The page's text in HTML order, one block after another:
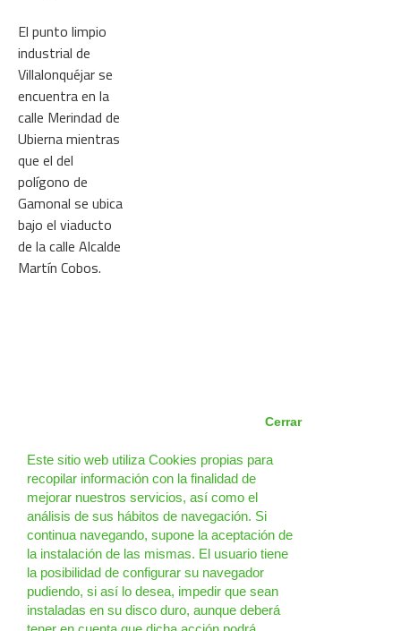
Este sitio web utiliza Cookies propias para
recopilar información con la finalidad de
mejorar nuestros servicios, así como el
análisis de sus hábitos de navegación. Si
continua navegando, supone la aceptación de
la instalación de las mismas. El usuario tiene
la posibilidad de configurar su navegador
pudiendo, si así lo desea, impedir que sean
instaladas en su disco duro, aunque deberá
Cerrar
El punto limpio
industrial de
Villalonquéjar se
encuentra en la
calle Merindad de
Ubierna mientras
que el del
polígono de
Gamonal se ubica
bajo el viaducto
de la calle Alcalde
Martín Cobos.